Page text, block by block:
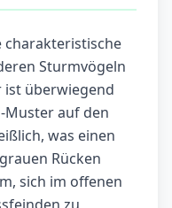
charakteristische
Sturmvögeln
ist überwiegend
Muster auf den
was einen
Rücken
sich im offenen